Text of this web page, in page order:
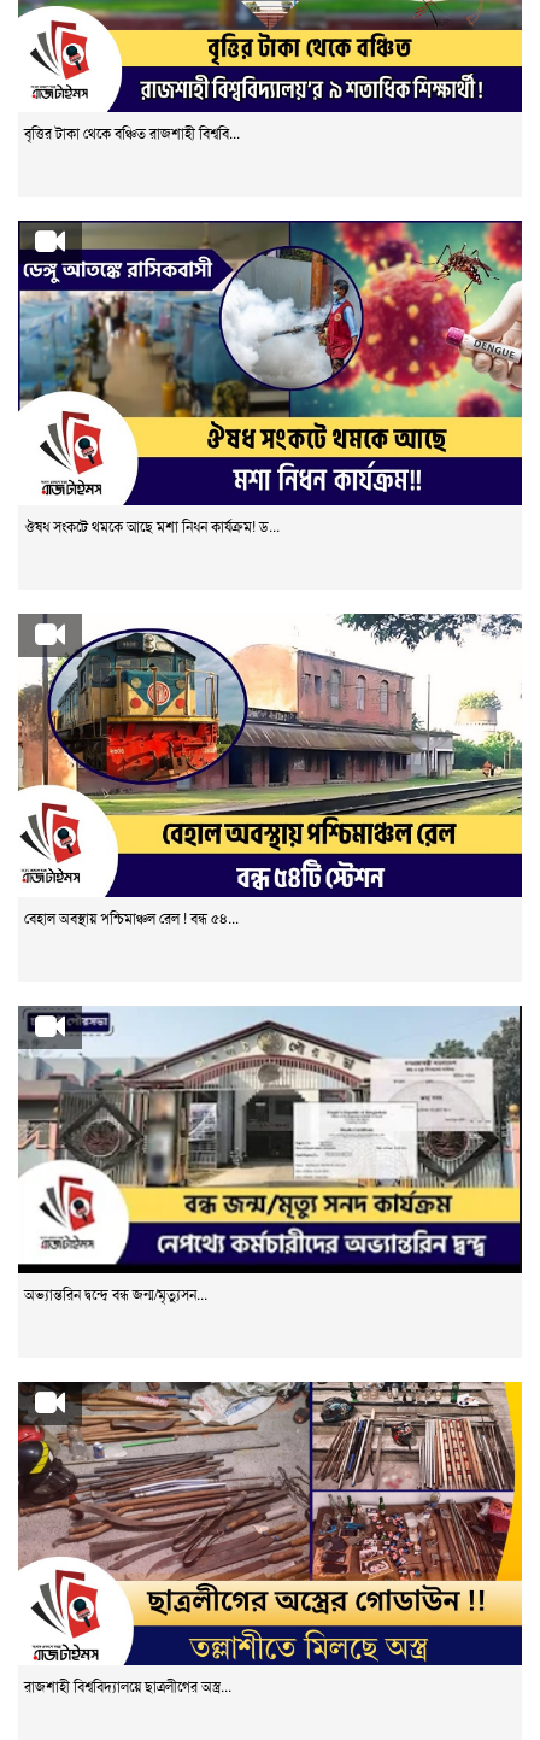
বৃত্তির টাকা থেকে বঞ্চিত রাজশাহী বিশ্ববি...
ঔষধ সংকটে থমকে আছে মশা নিধন কার্যক্রম! ড...
বেহাল অবস্থায় পশ্চিমাঞ্চল রেল ! বন্ধ ৫৪...
অভ্যান্তরিন দ্বন্দ্বে বন্ধ জন্ম/মৃত্যুসন...
রাজশাহী বিশ্ববিদ্যালয়ে ছাত্রলীগের অস্ত্র...